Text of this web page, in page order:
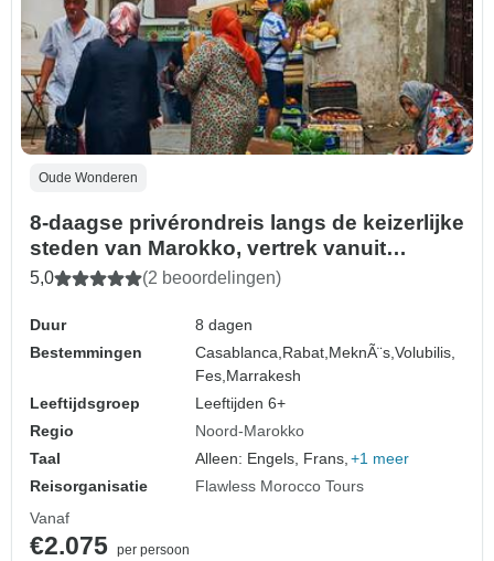
Oude Wonderen
8-daagse privérondreis langs de keizerlijke
steden van Marokko, vertrek vanuit
Casablanca
5,0 (2 beoordelingen)
Duur
8 dagen
Bestemmingen
Casablanca, Rabat, MeknÃ¨s,Volubilis,
Fes, Marrakesh
Leeftijdsgroep
Leeftijden 6+
Regio
Noord-Marokko
Taal
Alleen: Engels, Frans, +1 meer
Reisorganisatie
Flawless Morocco Tours
Vanaf
€2.075 per persoon